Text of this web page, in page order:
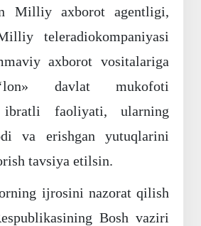
Milliy axborot agentligi,
teleradiokompaniyasi
axborot vositalariga
davlat mukofoti
ibratli faoliyati, ularning
va erishgan yutuqlarini
tavsiya etilsin.
ijrosini nazorat qilish
Bosh vaziri